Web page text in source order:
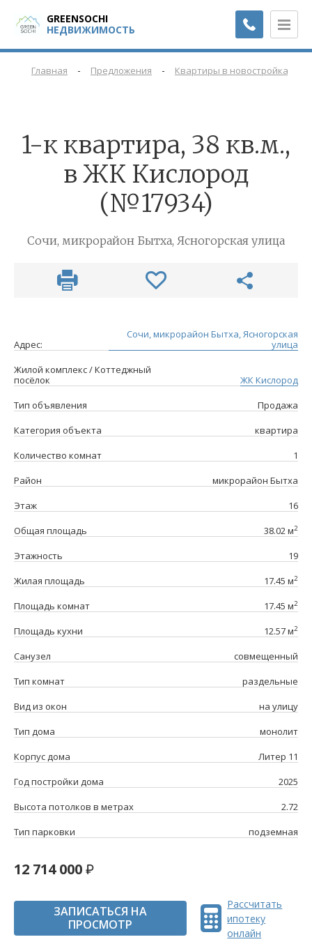
GREENSOCHI
НЕДВИЖИМОСТЬ
Главная - Предложения - Квартиры в новостройках
1-к квартира, 38 кв.м.,
в ЖК Кислород
(№17934)
Сочи, микрорайон Бытха, Ясногорская улица
Адрес:
Сочи, микрорайон Бытха, Ясногорская
улица
Жилой комплекс / Коттеджный
посёлок
ЖК Кислород
Тип объявления
Продажа
Категория объекта
квартира
Количество комнат
1
Район
микрорайон Бытха
Этаж
16
Общая площадь
38.02 м2
Этажность
19
Жилая площадь
17.45 м2
Площадь комнат 17.45 м2
Площадь кухни 12.57 м2
Санузел
совмещенный
Тип комнат
раздельные
Вид из окон
на улицу
Тип дома
монолит
Корпус дома
Литер 11
Год постройки дома
2025
Высота потолков в метрах
2.72
Тип парковки
подземная
12 714 000
ЗАПИСАТЬСЯ НА
ПРОСМОТР
Рассчитать
ипотеку
онлайн